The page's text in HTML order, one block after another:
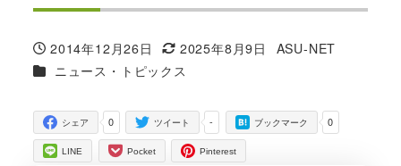
投稿日
2014年12月26日
更新日
2025年8月9日
著
ASU-NET
カテゴリー
ニュース・トピックス
0
シェア -
ツイート 0
ブックマーク
LINE Pocket Pinterest